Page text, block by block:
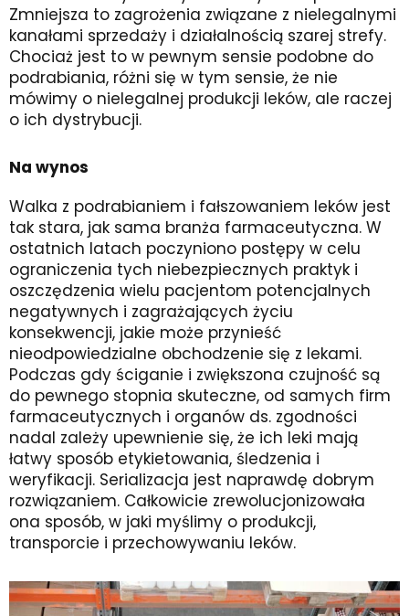
Zmniejsza to zagrożenia związane z nielegalnymi
kanałami sprzedaży i działalnością szarej strefy.
Chociaż jest to w pewnym sensie podobne do
podrabiania, różni się w tym sensie, że nie
mówimy o nielegalnej produkcji leków, ale raczej
o ich dystrybucji.
Na wynos
Walka z podrabianiem i fałszowaniem leków jest
tak stara, jak sama branża farmaceutyczna. W
ostatnich latach poczyniono postępy w celu
ograniczenia tych niebezpiecznych praktyk i
oszczędzenia wielu pacjentom potencjalnych
negatywnych i zagrażających życiu
konsekwencji, jakie może przynieść
nieodpowiedzialne obchodzenie się z lekami.
Podczas gdy ściganie i zwiększona czujność są
do pewnego stopnia skuteczne, od samych firm
farmaceutycznych i organów ds. zgodności
nadal zależy upewnienie się, że ich leki mają
łatwy sposób etykietowania, śledzenia i
weryfikacji. Serializacja jest naprawdę dobrym
rozwiązaniem. Całkowicie zrewolucjonizowała
ona sposób, w jaki myślimy o produkcji,
transporcie i przechowywaniu leków.